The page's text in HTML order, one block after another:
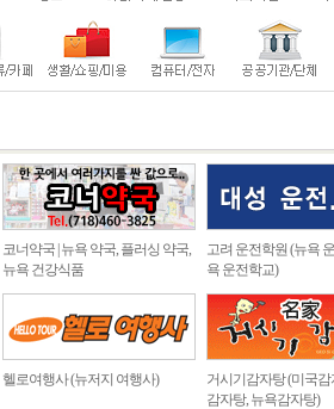
코너약국 | 뉴욕 약국, 플러싱 약국,
뉴욕 건강식품
고려 운전학원 (뉴욕
욕 운전학교)
헬로여행사 (뉴저지 여행사)
거시기감자탕 (미국감
감자탕, 뉴욕감자탕)